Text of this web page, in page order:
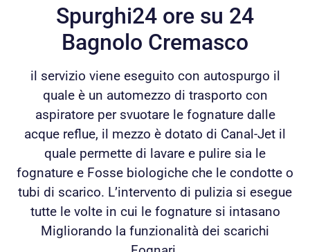
Spurghi24 ore su 24
Bagnolo Cremasco
il servizio viene eseguito con autospurgo il
quale è un automezzo di trasporto con
aspiratore per svuotare le fognature dalle
acque reflue, il mezzo è dotato di Canal-Jet il
quale permette di lavare e pulire sia le
fognature e Fosse biologiche che le condotte o
tubi di scarico. L’intervento di pulizia si esegue
tutte le volte in cui le fognature si intasano
Migliorando la funzionalità dei scarichi